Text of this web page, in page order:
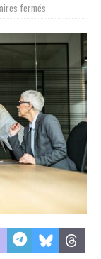
fermés